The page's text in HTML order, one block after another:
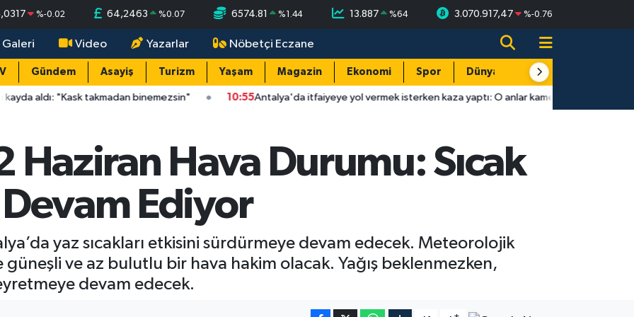
%-0.02 64,2463 %0.07 6574.81 %1.44 13.887 %64 3.070.917,47 %-0.76
Galeri Video Yazarlar Nöbetçi Eczane
Gündem Asayiş Turizm Yaşam Magazin Ekonomi Spor Dünya Resmi Reklamlar
takmadan binemezsin" 10:55Antalya'da itfaiyeye yol vermek isterken kaza yaptı: O anlar kamerada 10:37
Haziran Hava Durumu: Sıcak
Devam Ediyor
yaz sıcakları etkisini sürdürmeye devam edecek. Meteorolojik
ve az bulutlu bir hava hakim olacak. Yağış beklenmezken,
devam edecek.